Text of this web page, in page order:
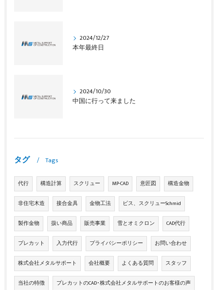
2024/12/27
本年最終日
2024/10/30
中国に行って来ました
タグ Tags
代行 構造計算 スクリュー MP-CAD 意匠図 構造金物
非住宅木造 接合金具 金物工法 ビス、スクリューSchmid
製作金物 扱い商品 販売事業 雪とオミクロン CAD代行
プレカット 入力代行 プライバシーポリシー お問い合わせ
株式会社メタルサポート 会社概要 よくある質問 スタッフ
当社の特徴 プレカットのCAD･株式会社メタルサポートのお客様の声